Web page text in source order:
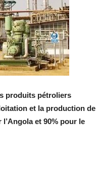
produits pétroliers
et la production de
et 90% pour le